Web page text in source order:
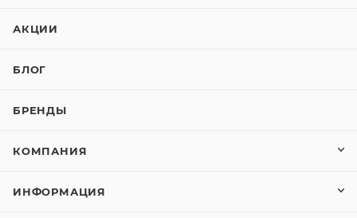
АКЦИИ
БЛОГ
БРЕНДЫ
КОМПАНИЯ
ИНФОРМАЦИЯ